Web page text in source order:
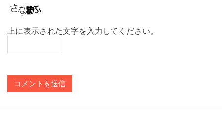
上に表示された文字を入力してください。